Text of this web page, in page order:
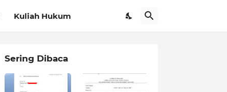
Kuliah Hukum
Sering Dibaca